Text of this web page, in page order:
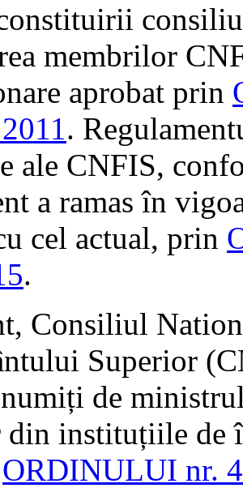
membrilor
aprobat prin
.
ale CNFIS,
a ramas în
cel actual, prin
.
Consiliul
Superior
de
din instituțiile de
ORDINULUI nr.